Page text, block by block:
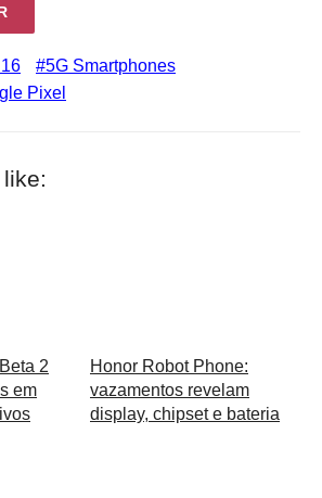
5G Smartphones
Pixel
2
em
Honor Robot Phone:
vazamentos revelam
display, chipset e bateria